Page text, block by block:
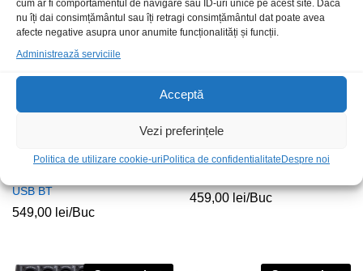
cum ar fi comportamentul de navigare sau ID-uri unice pe acest site. Dacă
nu îți dai consimțământul sau îți retragi consimțământul dat poate avea
afecte negative asupra unor anumite funcționalități și funcții.
Administrează serviciile
Acceptă
Vezi preferințele
Politica de utilizare cookie-uri Politica de confidentialitate Despre noi
Stoc epuizat
USB BT
549,00 lei/Buc
Stoc epuizat
459,00lei/Buc